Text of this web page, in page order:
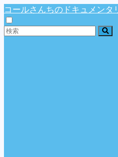
コールさんちのドキュメンタ